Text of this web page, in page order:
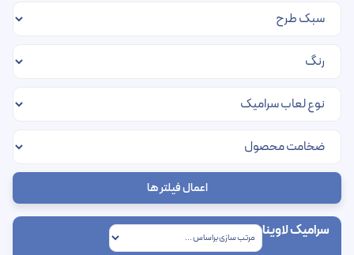
اعمال فیلتر ها
سرامیک لاوینا